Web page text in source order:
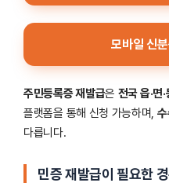
모바일 신
주민등록증 재발급은 전국 읍·면
플랫폼을 통해 신청 가능하며,
다릅니다.
민증 재발급이 필요한